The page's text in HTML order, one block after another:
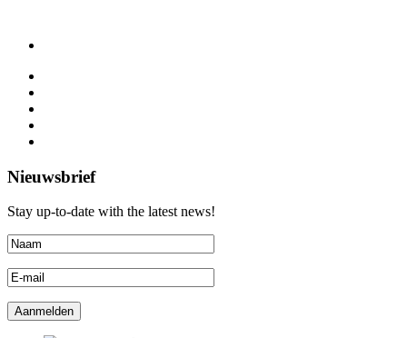
Nieuwsbrief
Stay up-to-date with the latest news!